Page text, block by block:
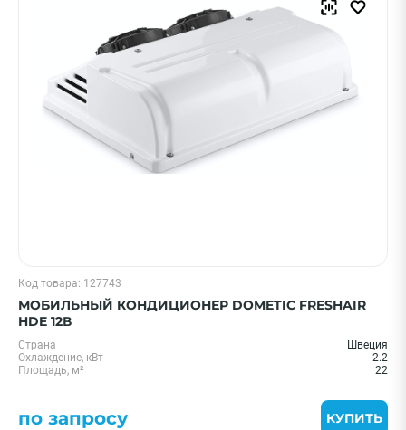
Код товара: 127743
МОБИЛЬНЫЙ КОНДИЦИОНЕР DOMETIC FRESHAIR
HDE 12В
Страна
Швеция
Охлаждение, кВт
2.2
Площадь, м²
22
по запросу КУПИТЬ